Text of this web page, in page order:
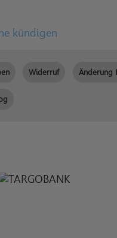
kündigen
Widerruf Änderung